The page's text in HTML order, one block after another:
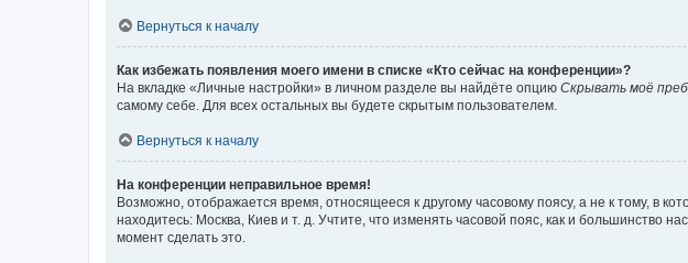
Вернуться к началу
Как избежать появления моего имени в списке «Кто сейчас на конференции»?
На вкладке «Личные настройки» в личном разделе вы найдёте опцию Скрывать моё
самому себе. Для всех остальных вы будете скрытым пользователем.
Вернуться к началу
На конференции неправильное время!
Возможно, отображается время, относящееся к другому часовому поясу, а не к тому, в
находитесь: Москва, Киев и т. д. Учтите, что изменять часовой пояс, как и большинство
момент сделать это.